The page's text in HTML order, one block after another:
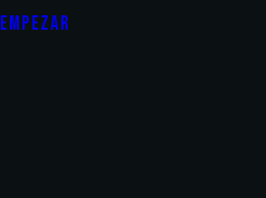
EMPEZAR